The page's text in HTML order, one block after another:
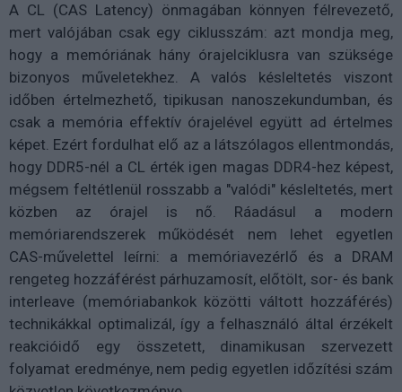
A CL (CAS Latency) önmagában könnyen félrevezető,
mert valójában csak egy ciklusszám: azt mondja meg,
hogy a memóriának hány órajelciklusra van szüksége
bizonyos műveletekhez. A valós késleltetés viszont
időben értelmezhető, tipikusan nanoszekundumban, és
csak a memória effektív órajelével együtt ad értelmes
képet. Ezért fordulhat elő az a látszólagos ellentmondás,
hogy DDR5-nél a CL érték igen magas DDR4-hez képest,
mégsem feltétlenül rosszabb a "valódi" késleltetés, mert
közben az órajel is nő. Ráadásul a modern
memóriarendszerek működését nem lehet egyetlen
CAS-művelettel leírni: a memóriavezérlő és a DRAM
rengeteg hozzáférést párhuzamosít, előtölt, sor- és bank
interleave (memóriabankok közötti váltott hozzáférés)
technikákkal optimalizál, így a felhasználó által érzékelt
reakcióidő egy összetett, dinamikusan szervezett
folyamat eredménye, nem pedig egyetlen időzítési szám